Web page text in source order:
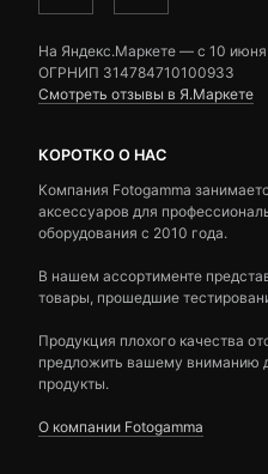
На Яндекс.Маркете — c 10 июня
ОГРНИП 314784710100933
Смотреть отзывы в Я.Маркете
КОРОТКО О НАС
Компания Fotogamma
аксессуаров для
оборудования с 2010 года.
В нашем ассортименте
товары, прошедшие
Продукция плохого качества
предложить вашему вниманию
продукты.
О компании Fotogamma